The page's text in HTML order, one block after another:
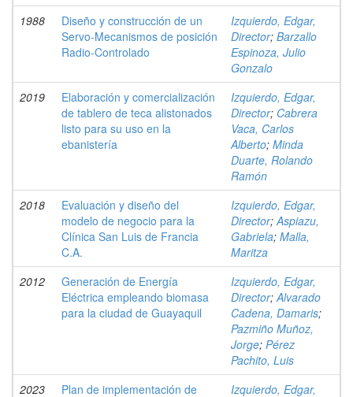
1988
Diseño y construcción de un
Servo-Mecanismos de posición
Radio-Controlado
Izquierdo, Edgar,
Director; Barzallo
Espinoza, Julio
Gonzalo
2019
Elaboración y comercialización
de tablero de teca alistonados
listo para su uso en la
ebanistería
Izquierdo, Edgar,
Director; Cabrera
Vaca, Carlos
Alberto; Minda
Duarte, Rolando
Ramón
2018
Evaluación y diseño del
modelo de negocio para la
Clínica San Luis de Francia
C.A.
Izquierdo, Edgar,
Director;Aspiazu,
Gabriela; Malla,
Maritza
2012
Generación de Energía
Eléctrica empleando biomasa
para la ciudad de Guayaquil
Izquierdo, Edgar,
Director;Alvarado
Cadena, Damaris;
Pazmiño Muñoz,
Jorge; Pérez
Pachito, Luis
2023
Plan de implementación de
Izquierdo, Edgar,